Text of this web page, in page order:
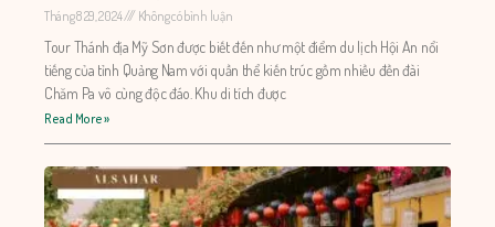
Tháng 8 29, 2024 Không có bình luận
Tour Thánh địa Mỹ Sơn được biết đến như một điểm du lịch Hội An nổi
tiếng của tỉnh Quảng Nam với quần thể kiến trúc gồm nhiều đền đài
Chăm Pa vô cùng độc đáo. Khu di tích được
Read More »